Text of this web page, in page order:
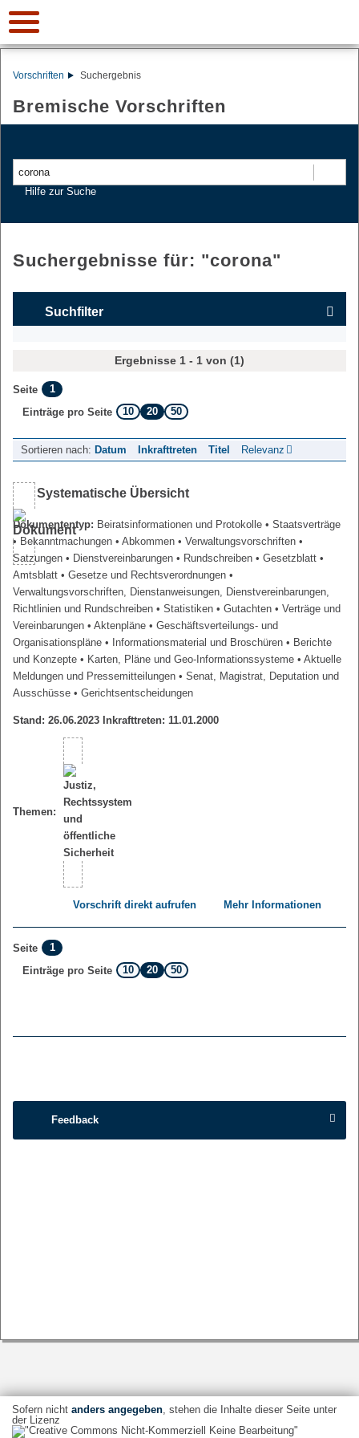
Vorschriften Suchergebnis
Bremische Vorschriften
Hilfe zur Suche
Suchergebnisse für: "corona"
Suchfilter
Ergebnisse 1 - 1 von (1)
Seite
1
Einträge pro Seite
10 20 50
Sortieren nach: Datum Inkrafttreten Titel Relevanz
Systematische Übersicht
Dokumententyp: Beiratsinformationen und Protokolle • Staatsverträge
• Bekanntmachungen • Abkommen • Verwaltungsvorschriften •
Satzungen • Dienstvereinbarungen • Rundschreiben • Gesetzblatt •
Amtsblatt • Gesetze und Rechtsverordnungen •
Verwaltungsvorschriften, Dienstanweisungen, Dienstvereinbarungen,
Richtlinien und Rundschreiben • Statistiken • Gutachten • Verträge und
Vereinbarungen • Aktenpläne • Geschäftsverteilungs- und
Organisationspläne • Informationsmaterial und Broschüren • Berichte
und Konzepte • Karten, Pläne und Geo-Informationssysteme • Aktuelle
Meldungen und Pressemitteilungen • Senat, Magistrat, Deputation und
Ausschüsse • Gerichtsentscheidungen
Stand: 26.06.2023 Inkrafttreten: 11.01.2000
Themen:
Vorschrift direkt aufrufen Mehr Informationen
Seite
1
Einträge pro Seite
10 20 50
Feedback
Sofern nicht anders angegeben, stehen die Inhalte dieser Seite unter
der Lizenz